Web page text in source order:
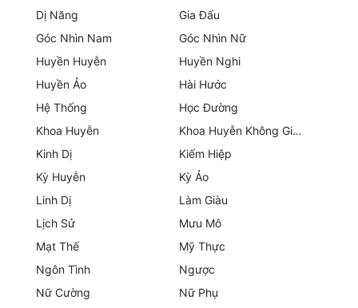
Lịch Sử
Mưu Mô
Mỹ Thực
Ngôn Tình
Nữ Cường
Nữ Phụ
Phong Thủy - Tâm Linh
Phương Tây
Dị Năng
Gia Đấu
Góc Nhìn Nam
Góc Nhìn Nữ
Huyền Huyễn
Huyền Nghi
Huyền Ảo
Hài Hước
Hệ Thống
Học Đường
Khoa Huyễn
Khoa Huyễn Không Gian
Kinh Dị
Kiếm Hiệp
Kỳ Huyễn
Kỳ Ảo
Linh Dị
Làm Giàu
Lịch Sử
Mưu Mô
Mạt Thế
Mỹ Thực
Ngôn Tình
Ngược
Nữ Cường
Nữ Phụ